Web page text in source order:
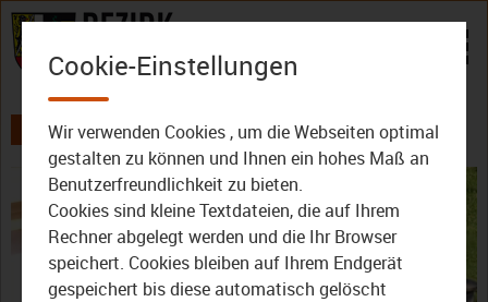
Zum Inhalt
AKTUELLES ALLE VIDEOS
Cookie-Einstellungen
Wir verwenden Cookies , um die Webseiten optimal
gestalten zu können und Ihnen ein hohes Maß an
Benutzerfreundlichkeit zu bieten.
Cookies sind kleine Textdateien, die auf Ihrem
Rechner abgelegt werden und die Ihr Browser
speichert. Cookies bleiben auf Ihrem Endgerät
gespeichert bis diese automatisch gelöscht